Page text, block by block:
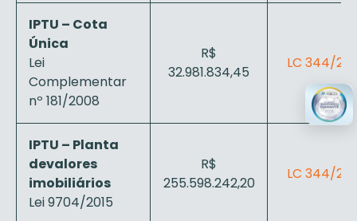
IPTU – Cota
Única
Lei
Complementar
nº 181/2008
R$
32.981.834,45
LC 344/
IPTU – Planta
devalores
imobiliários
Lei 9704/2015
R$
255.598.242,20
LC 344/